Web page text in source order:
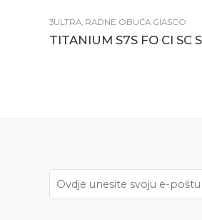
3ULTRA, RADNE OBUĆA GIASCO
TITANIUM S7S FO CI SC